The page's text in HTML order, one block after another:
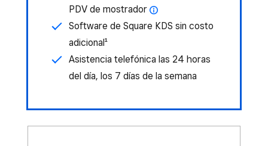
PDV de mostrador
Software de Square KDS sin costo
adicional¹
Asistencia telefónica las 24 horas
del día, los 7 días de la semana